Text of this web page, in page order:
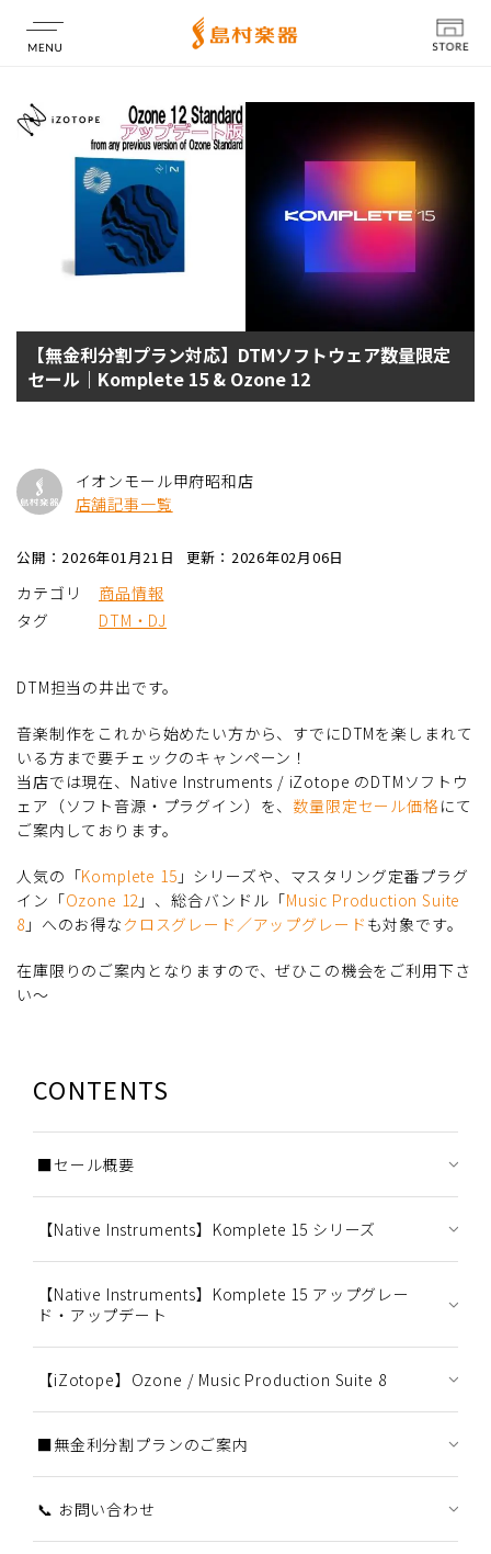
店舗情報
【無金利分割プラン対応】DTMソフトウェア数量限定
セール｜Komplete 15 & Ozone 12
イオンモール甲府昭和店
店舗記事一覧
公開：2026年01月21日 更新：2026年02月06日
カテゴリ
商品情報
タグ
DTM・DJ
DTM担当の井出です。
音楽制作をこれから始めたい方から、すでにDTMを楽しまれて
いる方まで要チェックのキャンペーン！
当店では現在、Native Instruments / iZotope のDTMソフトウ
ェア（ソフト音源・プラグイン）を、 数量限定セール価格にて
ご案内しております。
人気の「Komplete 15 」シリーズや、マスタリング定番プラグ
イン「Ozone 12 」、総合バンドル「Music Production Suite
8 」へのお得なクロスグレード／アップグレード も対象です。
在庫限りのご案内となりますので、ぜひこの機会をご利用下さ
い～
CONTENTS
■セール概要
【Native Instruments】Komplete 15 シリーズ
【Native Instruments】Komplete 15 アップグレー
ド・アップデート
【iZotope】Ozone / Music Production Suite 8
■無金利分割プランのご案内
📞 お問い合わせ